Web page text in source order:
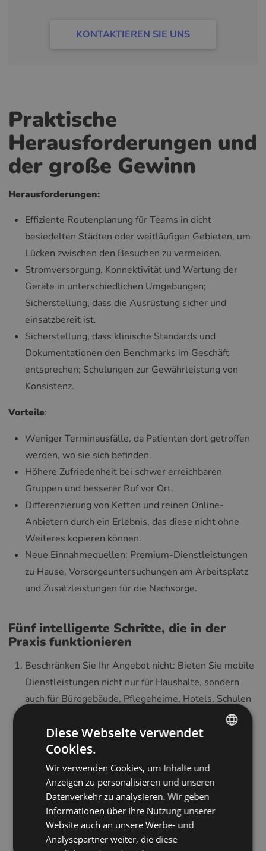
KONTAKTIEREN SIE UNS
Praktische
Herausforderungen und
der große Gewinn
Herausforderungen:
Effiziente Routenplanung für Teams in dicht
besiedelten Städten oder weitläufigen Gebieten, um
Lücken zwischen den Besuchen zu vermeiden.
Stromversorgung, Konnektivität und Wartung der
Geräte in unterschiedlichen Umgebungen;
Sicherstellung, dass die Ausrüstung sicher und
einsatzbereit ist.
Sicherstellung, dass klinische Standards und
Dokumentationen den Benchmarks im Geschäft
entsprechen; Schulungen zur Gewährleistung von
Konsistenz.
Vorteile:
Weniger Terminausfälle, da Patienten dort getroffen
werden, wo sie sich befinden.
Höhere Zufriedenheit bei schwer erreichbaren
Gruppen und besserer Ruf vor Ort.
Differenzierung von Ketten und reinen Online-
Anbietern durch ein Erlebnis, das diese nicht ohne
Weiteres kopieren können.
Neue Einnahmequellen: Premium-Dienstleistungen
zu Hause, Vorsorgeuntersuchungen am Arbeitsplatz
und Zusatzleistungen für die Nachsorge.
Fünf intelligente Schritte, die in der
Praxis funktionieren
Beschränken Sie Ihr Angebot nicht: Bieten Sie mobile
Dienstleistungen nicht nur für Haushalte, sondern
auch für Bürogebäude, Pflegeheime, Hotels, Schulen
Überzeugen Sie mit professioneller Ausrüstung und
Datenschutz: Patienten legen überall Wert auf
Fachkompetenz und Datensicherheit; zeigen Sie bei
jedem Besuch Ihre Qualifikationen, den
Einwilligungsprozess und sichere digitale
Arbeitsabläufe.
Stufen Sie Ihr Angebot: Erstellen Sie klare Pakete –
POLISH
CZECH
GERMAN
SPANISH
Diese Webseite verwendet
Cookies.
Wir verwenden Cookies, um Inhalte und
Anzeigen zu personalisieren und unseren
Datenverkehr zu analysieren. Wir geben
Informationen über Ihre Nutzung unserer
Website auch an unsere Werbe- und
Analysepartner weiter, die diese